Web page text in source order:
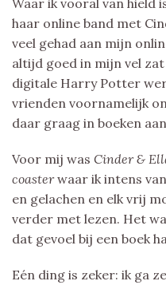
haar online band met
veel gehad aan mijn
altijd goed in mijn vel
digitale Harry Potter
vrienden voornamelijk
daar graag in boeken
Voor mij was Cinder &
coasterwaar ik intens
en gelachen en elk vrij
verder met lezen. Het
dat gevoel bij een boek
Eén ding is zeker: ik ga